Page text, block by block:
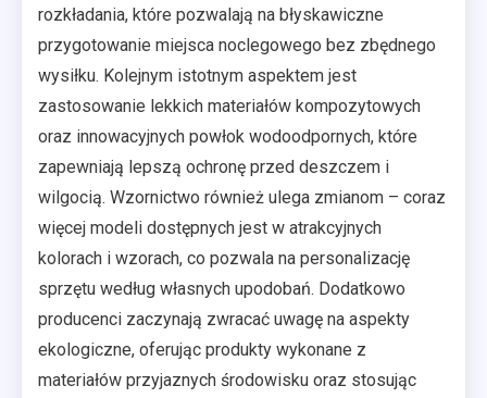
rozkładania, które pozwalają na błyskawiczne
przygotowanie miejsca noclegowego bez zbędnego
wysiłku. Kolejnym istotnym aspektem jest
zastosowanie lekkich materiałów kompozytowych
oraz innowacyjnych powłok wodoodpornych, które
zapewniają lepszą ochronę przed deszczem i
wilgocią. Wzornictwo również ulega zmianom – coraz
więcej modeli dostępnych jest w atrakcyjnych
kolorach i wzorach, co pozwala na personalizację
sprzętu według własnych upodobań. Dodatkowo
producenci zaczynają zwracać uwagę na aspekty
ekologiczne, oferując produkty wykonane z
materiałów przyjaznych środowisku oraz stosując